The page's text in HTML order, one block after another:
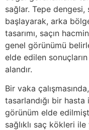
sağlar. Tepe
başlayarak, arka
tasarımı, saçın
genel görünümü
elde edilen
alandır.
Bir vaka
tasarlandığı bir
görünüm elde
sağlıklı saç kökleri